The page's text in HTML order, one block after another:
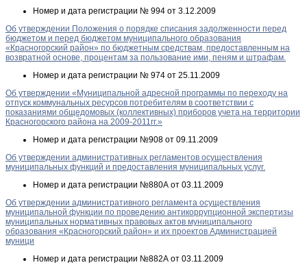
Номер и дата регистрации № 994 от 3.12.2009
Об утверждении Положения о порядке списания задолженности перед
бюджетом и перед бюджетом муниципального образования
«Красногорский район» по бюджетным средствам, предоставленным на
возвратной основе, процентам за пользование ими, пеням и штрафам.
Номер и дата регистрации № 974 от 25.11.2009
Об утверждении «Муниципальной адресной программы по переходу на
отпуск коммунальных ресурсов потребителям в соответствии с
показаниями общедомовых (коллективных) приборов учета на территории
Красногорского района на 2009-2011гг.»
Номер и дата регистрации №908 от 09.11.2009
Об утверждении административных регламентов осуществления
муниципальных функций и предоставления муниципальных услуг.
Номер и дата регистрации №880А от 03.11.2009
Об утверждении административного регламента осуществления
муниципальной функции по проведению антикоррупционной экспертизы
муниципальных нормативных правовых актов муниципального
образования «Красногорский район» и их проектов Администрацией
муници
Номер и дата регистрации №882А от 03.11.2009